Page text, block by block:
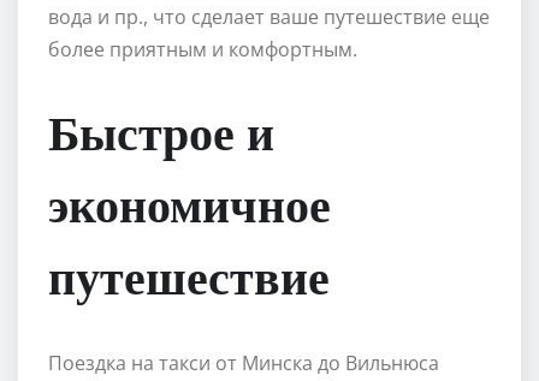
вода и пр., что сделает ваше путешествие еще
более приятным и комфортным.
Быстрое и
экономичное
путешествие
Поездка на такси от Минска до Вильнюса